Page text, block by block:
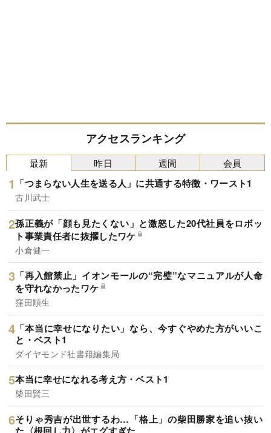
アクセスランキング
最新
「つまらない人生を送る人」に共通する特徴・ワースト1
古川武士
孫正義が「顔も見たくない」と激怒した20代社員をロボッ
ト事業責任者に抜擢したワケ
小倉健一
「再入館禁止」イオンモールの“完璧”なマニュアルが人命
を守れなかったワケ
窪田順生
「本当に幸せになりたい」なら、今すぐやめた方がいいこ
と・ベスト1
ダイヤモンド社書籍編集局
本当に幸せになれる考え方・ベスト1
柴田賢三
そりゃ秀吉が出世するわ…「格上」の柴田勝家を追い抜い
昨日 週間 会員